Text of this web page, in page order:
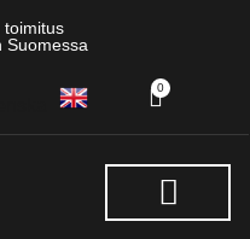
toimitus
Suomessa
0